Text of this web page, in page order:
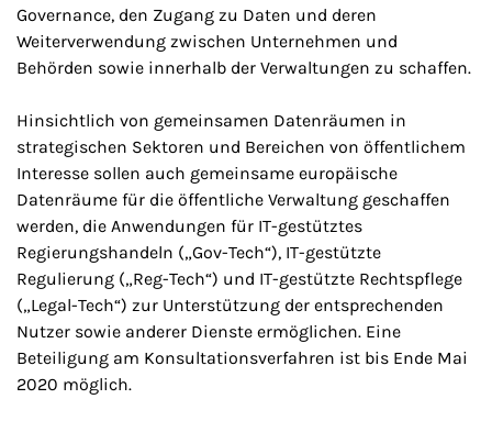
Governance, den Zugang zu Daten und deren
Weiterverwendung zwischen Unternehmen und
Behörden sowie innerhalb der Verwaltungen zu schaffen.
Hinsichtlich von gemeinsamen Datenräumen in
strategischen Sektoren und Bereichen von öffentlichem
Interesse sollen auch gemeinsame europäische
Datenräume für die öffentliche Verwaltung geschaffen
werden, die Anwendungen für IT-gestütztes
Regierungshandeln („Gov-Tech“), IT-gestützte
Regulierung („Reg-Tech“) und IT-gestützte Rechtspflege
(„Legal-Tech“) zur Unterstützung der entsprechenden
Nutzer sowie anderer Dienste ermöglichen. Eine
Beteiligung am Konsultationsverfahren ist bis Ende Mai
2020 möglich.